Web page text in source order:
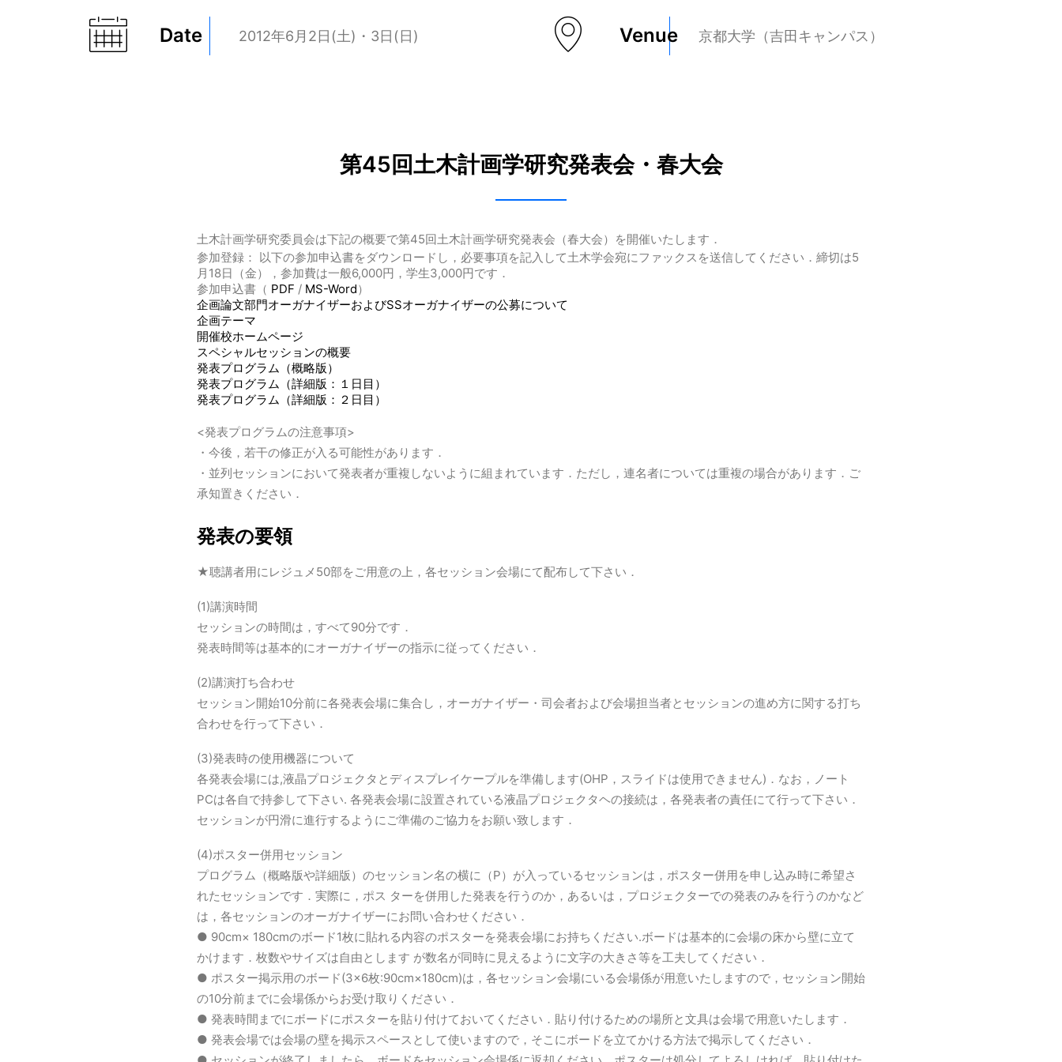
Date 2012年6月2日(土)・3日(日) Venue 京都大学（吉田キャンパス）
第45回土木計画学研究発表会・春大会
土木計画学研究委員会は下記の概要で第45回土木計画学研究発表会（春大会）を開催いたします．
参加登録： 以下の参加申込書をダウンロードし，必要事項を記入して土木学会宛にファックスを送信してください．締切は5
月18日（金），参加費は一般6,000円，学生3,000円です．
参加申込書（ PDF / MS-Word）
企画論文部門オーガナイザーおよびSSオーガナイザーの公募について
企画テーマ
開催校ホームページ
スペシャルセッションの概要
発表プログラム（概略版）
発表プログラム（詳細版：１日目）
発表プログラム（詳細版：２日目）
<発表プログラムの注意事項>
・今後，若干の修正が入る可能性があります．
・並列セッションにおいて発表者が重複しないように組まれています．ただし，連名者については重複の場合があります．ご
承知置きください．
発表の要領
★聴講者用にレジュメ50部をご用意の上，各セッション会場にて配布して下さい．
(1)講演時間
セッションの時間は，すべて90分です．
発表時間等は基本的にオーガナイザーの指示に従ってください．
(2)講演打ち合わせ
セッション開始10分前に各発表会場に集合し，オーガナイザー・司会者および会場担当者とセッションの進め方に関する打ち
合わせを行って下さい．
(3)発表時の使用機器について
各発表会場には,液晶プロジェクタとディスプレイケープルを準備します(OHP，スライドは使用できません)．なお，ノート
PCは各自で持参して下さい. 各発表会場に設置されている液晶プロジェクタヘの接続は，各発表者の責任にて行って下さい．
セッションが円滑に進行するようにご準備のご協力をお願い致します．
(4)ポスター併用セッション
プログラム（概略版や詳細版）のセッション名の横に（P）が入っているセッションは，ポスター併用を申し込み時に希望さ
れたセッションです．実際に，ポス ターを併用した発表を行うのか，あるいは，プロジェクターでの発表のみを行うのかなど
は，各セッションのオーガナイザーにお問い合わせください．
● 90cm× 180cmのボード1枚に貼れる内容のポスターを発表会場にお持ちください.ボードは基本的に会場の床から壁に立て
かけます．枚数やサイズは自由とします が数名が同時に見えるように文字の大きさ等を工夫してください．
● ポスター掲示用のボード(3×6枚:90cm×180cm)は，各セッション会場にいる会場係が用意いたしますので，セッション開始
の10分前までに会場係からお受け取りください．
● 発表時間までにボードにポスターを貼り付けておいてください．貼り付けるための場所と文具は会場で用意いたします．
● 発表会場では会場の壁を掲示スペースとして使いますので，そこにボードを立てかける方法で掲示してください．